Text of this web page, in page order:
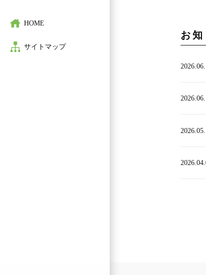
HOME
サイトマップ
お